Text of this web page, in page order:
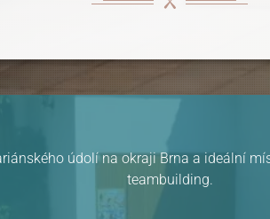
údolí na okraji Brna a ideální
teambuilding.